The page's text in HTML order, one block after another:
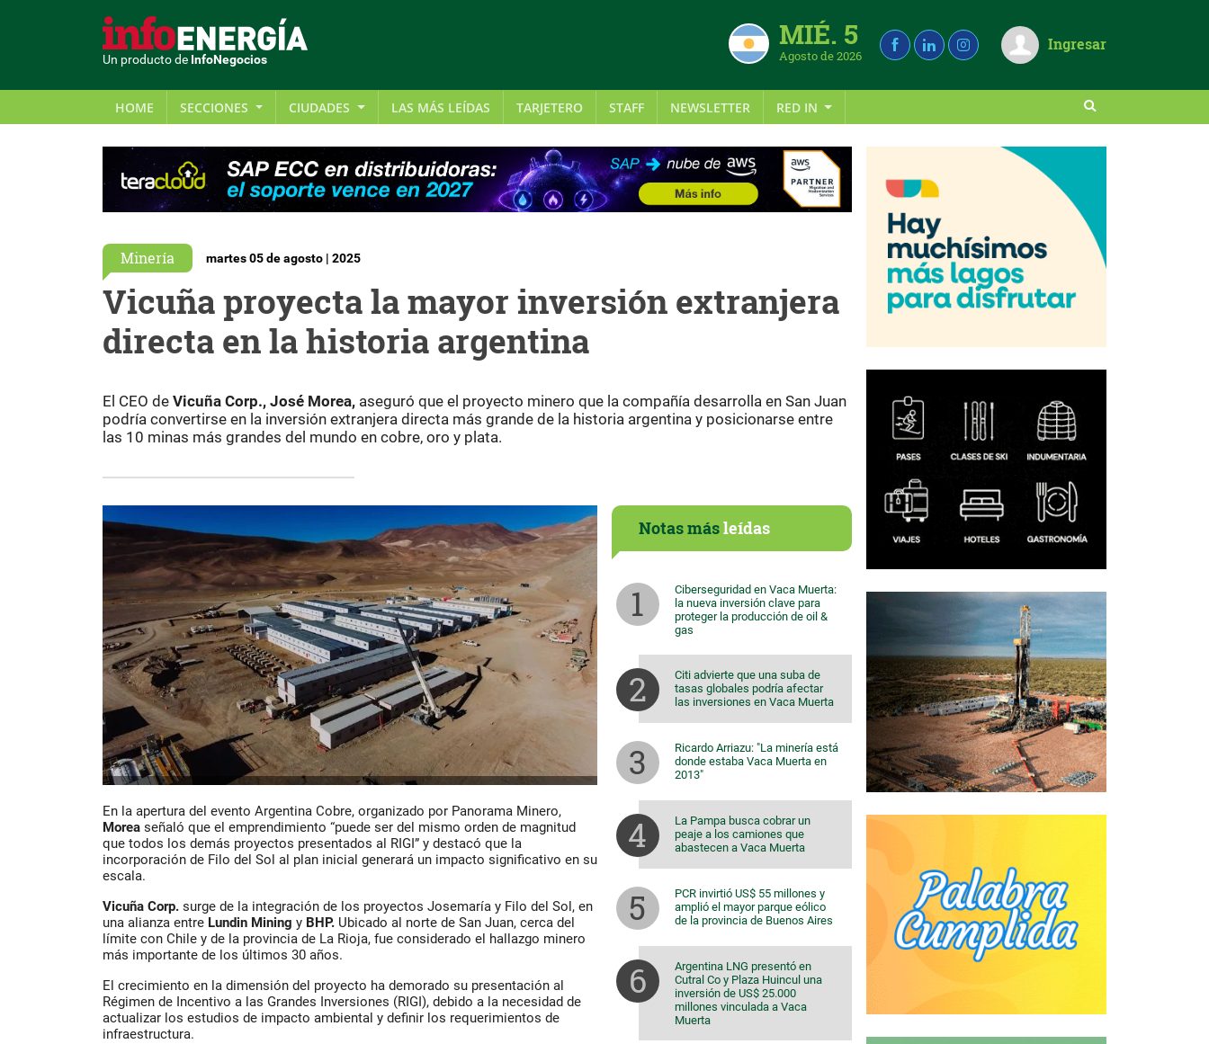
Un producto de InfoNegocios
MIÉ. 5
Agosto de 2026
Ingresar
HOME SECCIONES CIUDADES LAS MÁS LEÍDAS TARJETERO STAFF NEWSLETTER RED IN
Minería martes 05 de agosto | 2025
Vicuña proyecta la mayor inversión extranjera
directa en la historia argentina
El CEO de Vicuña Corp., José Morea, aseguró que el proyecto minero que la compañía desarrolla en San Juan
podría convertirse en la inversión extranjera directa más grande de la historia argentina y posicionarse entre
las 10 minas más grandes del mundo en cobre, oro y plata.
En la apertura del evento Argentina Cobre, organizado por Panorama Minero,
Morea señaló que el emprendimiento “puede ser del mismo orden de magnitud
que todos los demás proyectos presentados al RIGI” y destacó que la
incorporación de Filo del Sol al plan inicial generará un impacto significativo en su
escala.
Vicuña Corp. surge de la integración de los proyectos Josemaría y Filo del Sol, en
una alianza entre Lundin Mining y BHP. Ubicado al norte de San Juan, cerca del
límite con Chile y de la provincia de La Rioja, fue considerado el hallazgo minero
más importante de los últimos 30 años.
El crecimiento en la dimensión del proyecto ha demorado su presentación al
Régimen de Incentivo a las Grandes Inversiones (RIGI), debido a la necesidad de
actualizar los estudios de impacto ambiental y definir los requerimientos de
infraestructura.
Notas másleídas
Ciberseguridad en Vaca Muerta:
la nueva inversión clave para
proteger la producción de oil &
gas
Citi advierte que una suba de
tasas globales podría afectar
las inversiones en Vaca Muerta
Ricardo Arriazu: "La minería está
donde estaba Vaca Muerta en
2013"
La Pampa busca cobrar un
peaje a los camiones que
abastecen a Vaca Muerta
PCR invirtió US$ 55 millones y
amplió el mayor parque eólico
de la provincia de Buenos Aires
Argentina LNG presentó en
Cutral Co y Plaza Huincul una
inversión de US$ 25.000
millones vinculada a Vaca
Muerta